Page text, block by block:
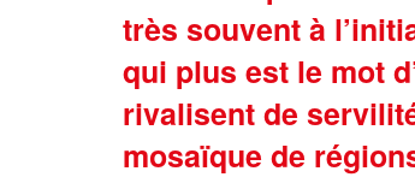
très souvent à
qui plus est le mot
rivalisent de
mosaïque de